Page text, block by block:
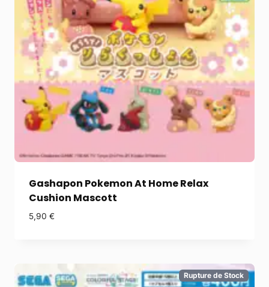
Gashapon Pokemon At Home Relax
Cushion Mascott
5,90 €
Rupture de Stock